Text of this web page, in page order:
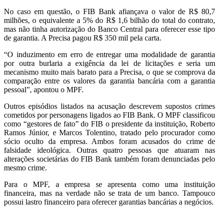
No caso em questão, o FIB Bank afiançava o valor de R$ 80,7
milhões, o equivalente a 5% do R$ 1,6 bilhão do total do contrato,
mas não tinha autorização do Banco Central para oferecer esse tipo
de garantia. A Precisa pagou R$ 350 mil pela carta.
“O induzimento em erro de entregar uma modalidade de garantia
por outra burlaria a exigência da lei de licitações e seria um
mecanismo muito mais barato para a Precisa, o que se comprova da
comparação entre os valores da garantia bancária com a garantia
pessoal”, apontou o MPF.
Outros episódios listados na acusação descrevem supostos crimes
cometidos por personagens ligados ao FIB Bank. O MPF classificou
como “gestores de fato” do FIB o presidente da instituição, Roberto
Ramos Júnior, e Marcos Tolentino, tratado pelo procurador como
sócio oculto da empresa. Ambos foram acusados do crime de
falsidade ideológica. Outras quatro pessoas que atuaram nas
alterações societárias do FIB Bank também foram denunciadas pelo
mesmo crime.
Para o MPF, a empresa se apresenta como uma instituição
financeira, mas na verdade não se trata de um banco. Tampouco
possui lastro financeiro para oferecer garantias bancárias a negócios.